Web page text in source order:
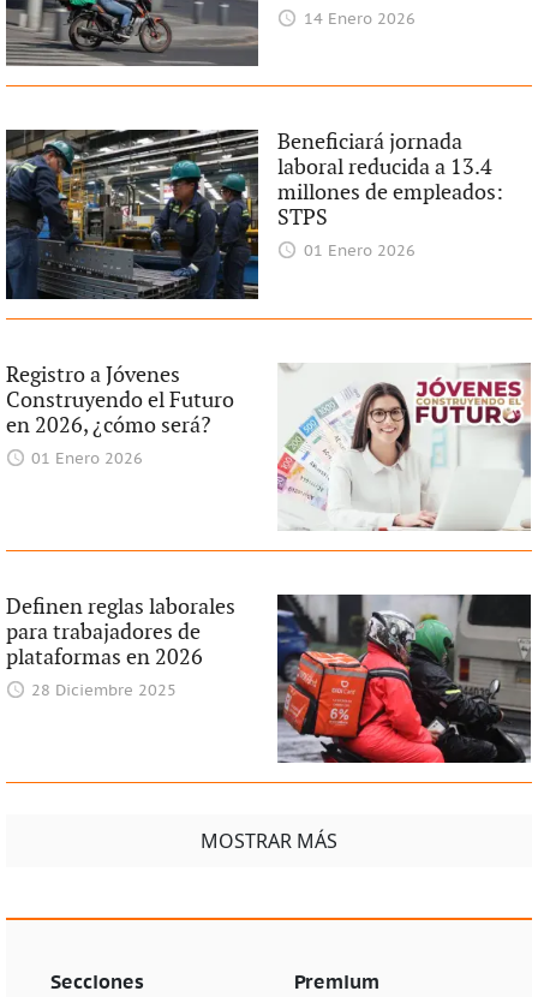
14 Enero 2026
Beneficiará jornada
laboral reducida a 13.4
millones de empleados:
STPS
01 Enero 2026
Registro a Jóvenes
Construyendo el Futuro
en 2026, ¿cómo será?
01 Enero 2026
Definen reglas laborales
para trabajadores de
plataformas en 2026
28 Diciembre 2025
MOSTRAR MÁS
Secciones Premium